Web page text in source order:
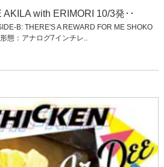
with ERIMORI 10/3発･･
B: THERE'S A REWARD FOR ME SHOKO
態：アナログ7インチレ..